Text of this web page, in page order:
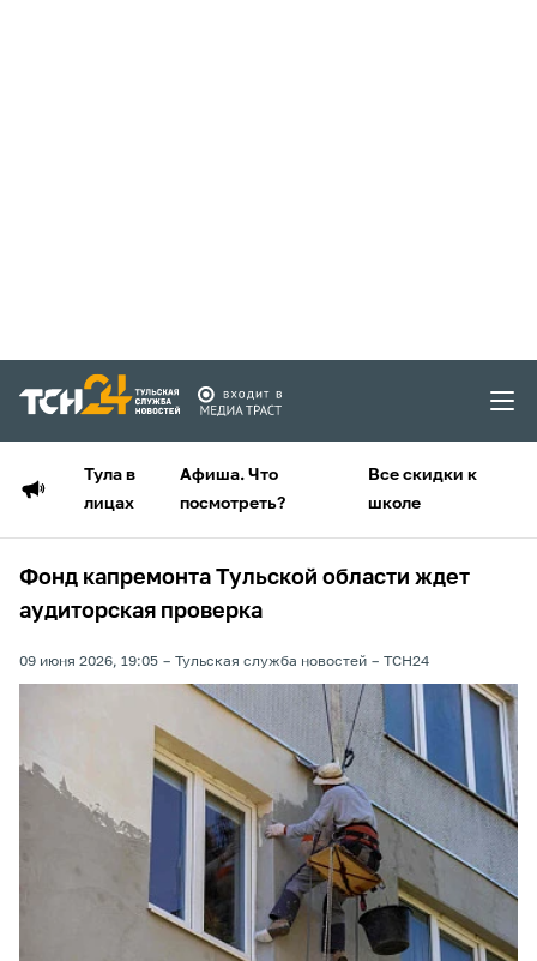
Тула в
лицах
Афиша. Что
посмотреть?
Все скидки к
школе
Фонд капремонта Тульской области ждет
аудиторская проверка
09 июня 2026, 19:05 Тульская служба новостей ТСН24